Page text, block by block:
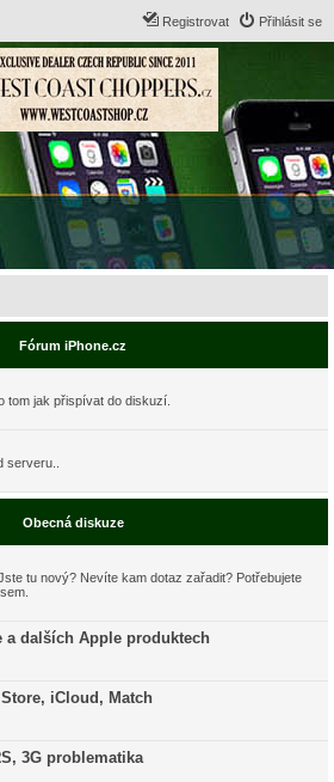
Přihlásit se
Registrovat
Fórum iPhone.cz
tom jak přispívat do diskuzí.
serveru..
Obecná diskuze
tu nový? Nevíte kam dotaz zařadit? Potřebujete
a dalších Apple produktech
iCloud, Match
3G problematika